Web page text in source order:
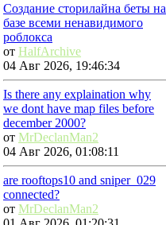
Создание сторилайна беты на
базе всеми ненавидимого
роблокса
от HalfArchive
04 Авг 2026, 19:46:34
Is there any explaination why
we dont have map files before
december 2000?
от MrDeclanMan2
04 Авг 2026, 01:08:11
are rooftops10 and sniper_029
connected?
от MrDeclanMan2